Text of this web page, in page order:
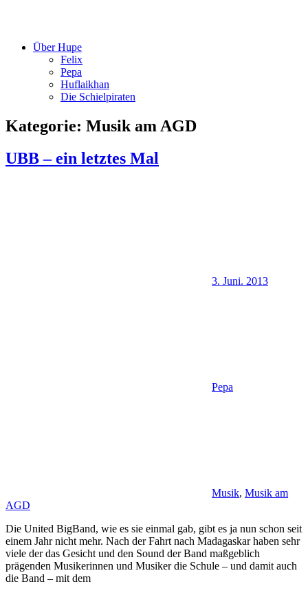
Über Hupe
Felix
Pepa
Huflaikhan
Die Schielpiraten
Kategorie: Musik am AGD
UBB – ein letztes Mal
3. Juni. 2013
Pepa
Musik, Musik am
AGD
Die United BigBand, wie es sie einmal gab, gibt es ja nun schon seit
einem Jahr nicht mehr. Nach der Fahrt nach Madagaskar haben sehr
viele der das Gesicht und den Sound der Band maßgeblich
prägenden Musikerinnen und Musiker die Schule – und damit auch
die Band – mit dem